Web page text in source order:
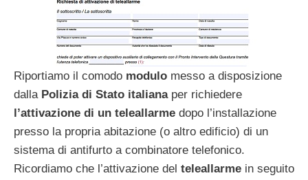
Riportiamo il comodo modulo messo a disposizione
dalla Polizia di Stato italianaper richiedere
l’attivazione di un teleallarme dopo l’installazione
presso la propria abitazione (o altro edificio) di un
sistema di antifurto a combinatore telefonico.
Ricordiamo che l’attivazione del teleallarme in seguito